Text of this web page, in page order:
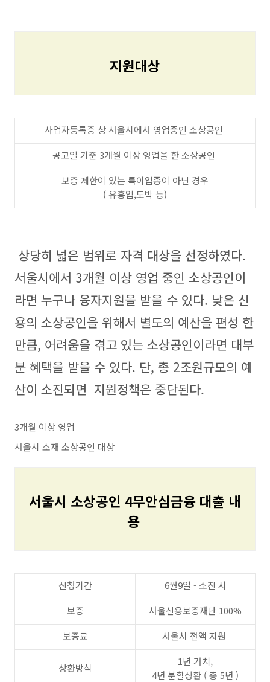
지원대상
사업자등록증 상 서울시에서 영업중인 소상공인
공고일 기준 3개월 이상 영업을 한 소상공인
보증 제한이 있는 특이업종이 아닌 경우
( 유흥업,도박 등)
상당히 넓은 범위로 자격 대상을 선정하였다.
서울시에서 3개월 이상 영업 중인 소상공인이
라면 누구나 융자지원을 받을 수 있다. 낮은 신
용의 소상공인을 위해서 별도의 예산을 편성 한
만큼, 어려움을 겪고 있는 소상공인이라면 대부
분 혜택을 받을 수 있다. 단, 총 2조원규모의 예
산이 소진되면 지원정책은 중단된다.
3개월 이상 영업
서울시 소재 소상공인 대상
서울시 소상공인 4무안심금융 대출 내
용
신청기간
6월9일 - 소진 시
보증
서울신용보증재단 100%
보증료
서울시 전액 지원
상환방식
1년 거치,
4년 분할상환 ( 총 5년 )